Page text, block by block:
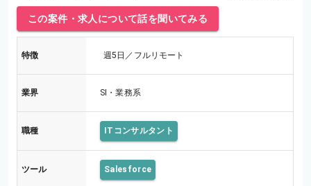
この案件・求人について話を聞いてみる
特徴 週5日／フルリモート
業界 SI・業務系
職種 ITコンサルタント
ツール Salesforce